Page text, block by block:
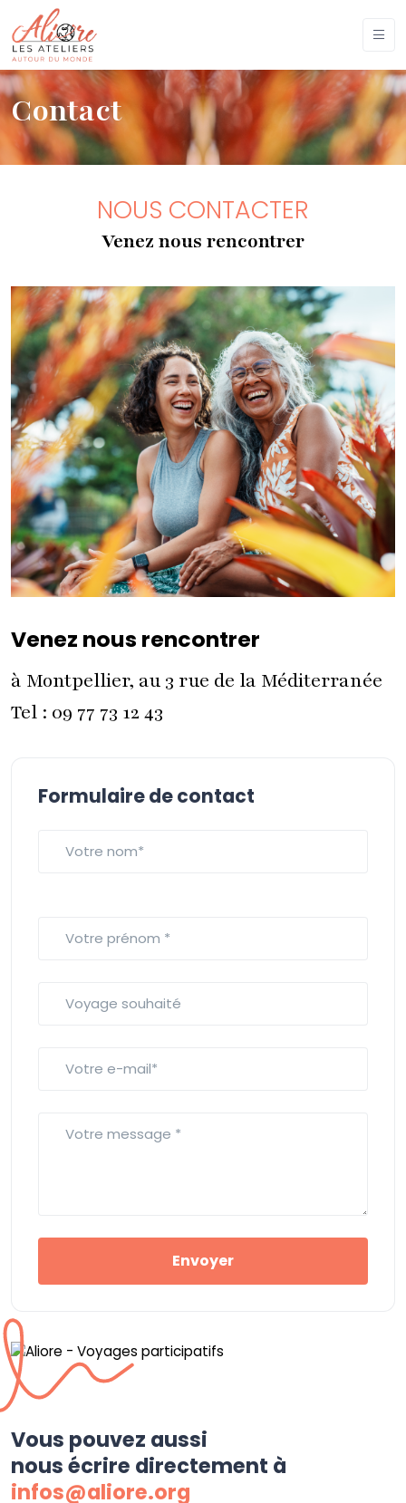
Contact
NOUS CONTACTER
Venez nous rencontrer
Venez nous rencontrer
à Montpellier, au 3 rue de la Méditerranée
Tel : 09 77 73 12 43
Formulaire de contact
Envoyer
Vous pouvez aussi
nous écrire directement à
infos@aliore.org